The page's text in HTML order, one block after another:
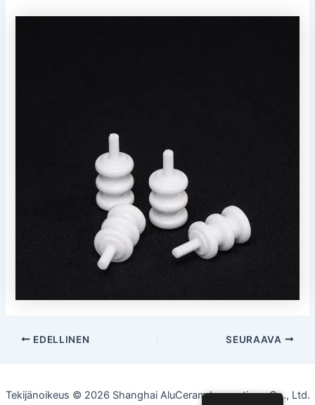
Post
EDELLINEN SEURAAVA
Tekijänoikeus © 2026 Shanghai AluCeram Innovations Co., Ltd.